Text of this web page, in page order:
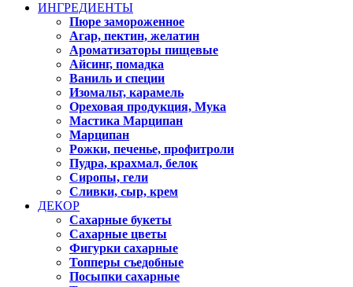
ИНГРЕДИЕНТЫ
Пюре замороженное
Агар, пектин, желатин
Ароматизаторы пищевые
Айсинг, помадка
Ваниль и специи
Изомальт, карамель
Ореховая продукция, Мука
Мастика Марципан
Марципан
Рожки, печенье, профитроли
Пудра, крахмал, белок
Сиропы, гели
Сливки, сыр, крем
ДЕКОР
Сахарные букеты
Сахарные цветы
Фигурки сахарные
Топперы съедобные
Посыпки сахарные